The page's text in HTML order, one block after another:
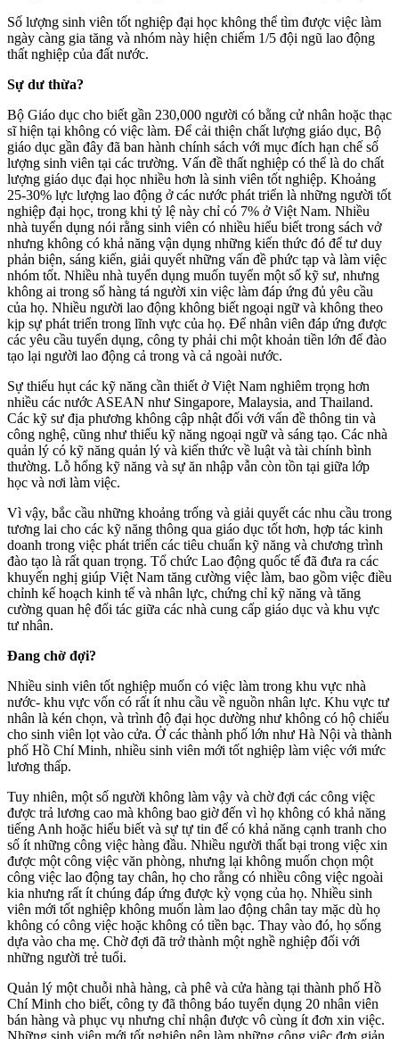
Số lượng sinh viên tốt nghiệp đại học không thể tìm được việc làm
ngày càng gia tăng và nhóm này hiện chiếm 1/5 đội ngũ lao động
thất nghiệp của đất nước.
Sự dư thừa?
Bộ Giáo dục cho biết gần 230,000 người có bằng cử nhân hoặc thạc
sĩ hiện tại không có việc làm. Để cải thiện chất lượng giáo dục, Bộ
giáo dục gần đây đã ban hành chính sách với mục đích hạn chế số
lượng sinh viên tại các trường. Vấn đề thất nghiệp có thể là do chất
lượng giáo dục đại học nhiều hơn là sinh viên tốt nghiệp. Khoảng
25-30% lực lượng lao động ở các nước phát triển là những người tốt
nghiệp đại học, trong khi tỷ lệ này chỉ có 7% ở Việt Nam. Nhiều
nhà tuyển dụng nói rằng sinh viên có nhiều hiểu biết trong sách vở
nhưng không có khả năng vận dụng những kiến thức đó để tư duy
phản biện, sáng kiến, giải quyết những vấn đề phức tạp và làm việc
nhóm tốt. Nhiều nhà tuyển dụng muốn tuyển một số kỹ sư, nhưng
không ai trong số hàng tá người xin việc làm đáp ứng đủ yêu cầu
của họ. Nhiều người lao động không biết ngoại ngữ và không theo
kịp sự phát triển trong lĩnh vực của họ. Để nhân viên đáp ứng được
các yêu cầu tuyển dụng, công ty phải chi một khoản tiền lớn để đào
tạo lại người lao động cả trong và cả ngoài nước.
Sự thiếu hụt các kỹ năng cần thiết ở Việt Nam nghiêm trọng hơn
nhiều các nước ASEAN như Singapore, Malaysia, and Thailand.
Các kỹ sư địa phương không cập nhật đối với vấn đề thông tin và
công nghệ, cũng như thiếu kỹ năng ngoại ngữ và sáng tạo. Các nhà
quản lý có kỹ năng quản lý và kiến thức về luật và tài chính bình
thường. Lỗ hổng kỹ năng và sự ăn nhập vẫn còn tồn tại giữa lớp
học và nơi làm việc.
Vì vậy, bắc cầu những khoảng trống và giải quyết các nhu cầu trong
tương lai cho các kỹ năng thông qua giáo dục tốt hơn, hợp tác kinh
doanh trong việc phát triển các tiêu chuẩn kỹ năng và chương trình
đào tạo là rất quan trọng. Tổ chức Lao động quốc tế đã đưa ra các
khuyến nghị giúp Việt Nam tăng cường việc làm, bao gồm việc điều
chỉnh kế hoạch kinh tế và nhân lực, chứng chỉ kỹ năng và tăng
cường quan hệ đối tác giữa các nhà cung cấp giáo dục và khu vực
tư nhân.
Đang chờ đợi?
Nhiều sinh viên tốt nghiệp muốn có việc làm trong khu vực nhà
nước- khu vực vốn có rất ít nhu cầu về nguồn nhân lực. Khu vực tư
nhân là kén chọn, và trình độ đại học dường như không có hộ chiếu
cho sinh viên lọt vào cửa. Ở các thành phố lớn như Hà Nội và thành
phố Hồ Chí Minh, nhiều sinh viên mới tốt nghiệp làm việc với mức
lương thấp.
Tuy nhiên, một số người không làm vậy và chờ đợi các công việc
được trả lương cao mà không bao giờ đến vì họ không có khả năng
tiếng Anh hoặc hiểu biết và sự tự tin để có khả năng cạnh tranh cho
số ít những công việc hàng đầu. Nhiều người thất bại trong việc xin
được một công việc văn phòng, nhưng lại không muốn chọn một
công việc lao động tay chân, họ cho rằng có nhiều công việc ngoài
kia nhưng rất ít chúng đáp ứng được kỳ vọng của họ. Nhiều sinh
viên mới tốt nghiệp không muốn làm lao động chân tay mặc dù họ
không có công việc hoặc không có tiền bạc. Thay vào đó, họ sống
dựa vào cha mẹ. Chờ đợi đã trở thành một nghề nghiệp đối với
những người trẻ tuổi.
Quản lý một chuỗi nhà hàng, cà phê và cửa hàng tại thành phố Hồ
Chí Minh cho biết, công ty đã thông báo tuyển dụng 20 nhân viên
bán hàng và phục vụ nhưng chỉ nhận được vô cùng ít đơn xin việc.
Những sinh viên mới tốt nghiệp nên làm những công việc đơn giản